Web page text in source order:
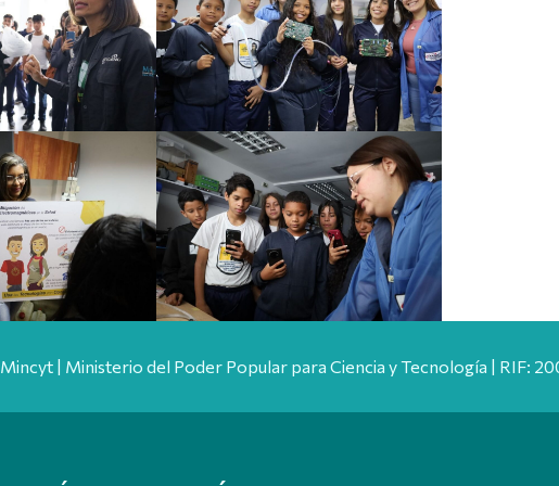
Mincyt | Ministerio del Poder Popular para Ciencia y Tecnología | RIF: